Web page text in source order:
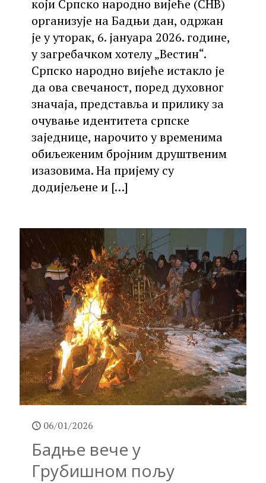
који Српско народно вијеће (СНВ)
организује на Бадњи дан, одржан
је у уторак, 6. јануара 2026. године,
у загребачком хотелу „Вестин“.
Српско народно вијеће истакло је
да ова свечаност, поред духовног
значаја, представља и прилику за
очување идентитета српске
заједнице, нарочито у временима
обиљеженим бројним друштвеним
изазовима. На пријему су
додијељене и […]
06/01/2026
Бадње вече у
Грубишном пољу